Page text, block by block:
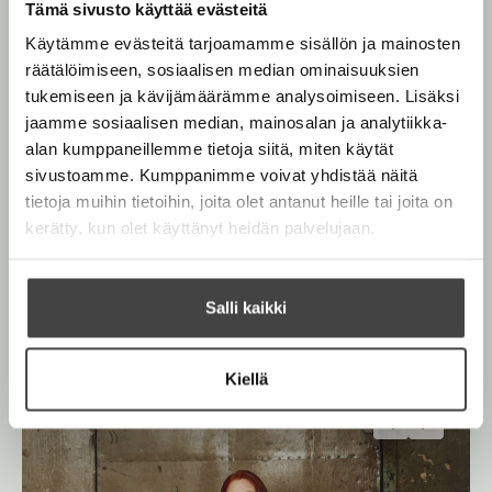
Tämä sivusto käyttää evästeitä
Käytämme evästeitä tarjoamamme sisällön ja mainosten
räätälöimiseen, sosiaalisen median ominaisuuksien
tukemiseen ja kävijämäärämme analysoimiseen. Lisäksi
jaamme sosiaalisen median, mainosalan ja analytiikka-
alan kumppaneillemme tietoja siitä, miten käytät
sivustoamme. Kumppanimme voivat yhdistää näitä
tietoja muihin tietoihin, joita olet antanut heille tai joita on
kerätty, kun olet käyttänyt heidän palvelujaan.
Salli kaikki
Kiellä
l
e
h
t
e
e
n
ä
l
i
l
e
h
t
e
e
n
v
ä
l
i
l
e
h
t
e
Palkittu sarjakuvataiteilija ja kuvittajaMari Ahokoivu
asuu ja työskentelee Kööpenhaminassa. Hänen
sarjakuviaan ja lastenkirjakuvituksiaan on julkaistu
monissa maissa.
Siri Kolu
Lue lisää tekijästä
S
u
h
h